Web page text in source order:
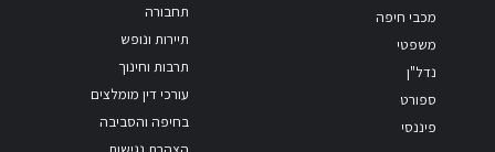
מכבי חיפה
משפטי
נדל"ן
ספורט
פיננסי
תחבורה
תיירות ונופש
תרבות וחינוך
עורכי דין מומלצים
בחיפה והסביבה